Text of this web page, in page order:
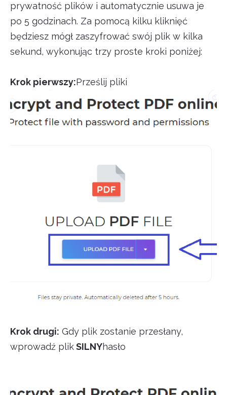
prywatność plików i automatycznie usuwa je
po 5 godzinach. Za pomocą kilku kliknięć
będziesz mógł zaszyfrować swój plik w kilka
sekund, wykonując trzy proste kroki poniżej:
Krok pierwszy:Prześlij pliki
Krok drugi: Gdy plik zostanie przesłany,
wprowadź plikSILNYhasło